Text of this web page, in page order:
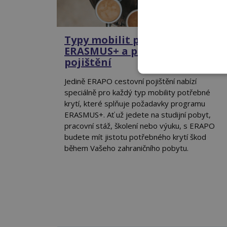
Typy mobilit programu
ERASMUS+ a potřebné krytí
pojištění
Jedině ERAPO cestovní pojištění nabízí
speciálně pro každý typ mobility potřebné
krytí, které splňuje požadavky programu
ERASMUS+. Ať už jedete na studijní pobyt,
pracovní stáž, školení nebo výuku, s ERAPO
budete mít jistotu potřebného krytí škod
během Vašeho zahraničního pobytu.